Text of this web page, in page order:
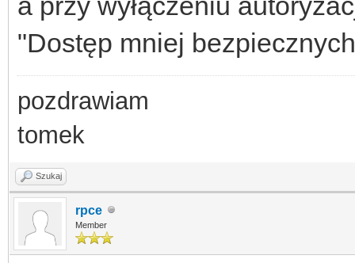
"Dostęp mniej
pozdrawiam
tomek
Szukaj
rpce
Member